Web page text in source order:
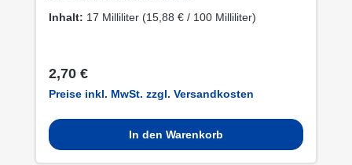
Inhalt: 17 Milliliter (15,88 € / 100 Milliliter)
Regulärer Preis:
2,70 €
Preise inkl. MwSt. zzgl. Versandkosten
In den Warenkorb